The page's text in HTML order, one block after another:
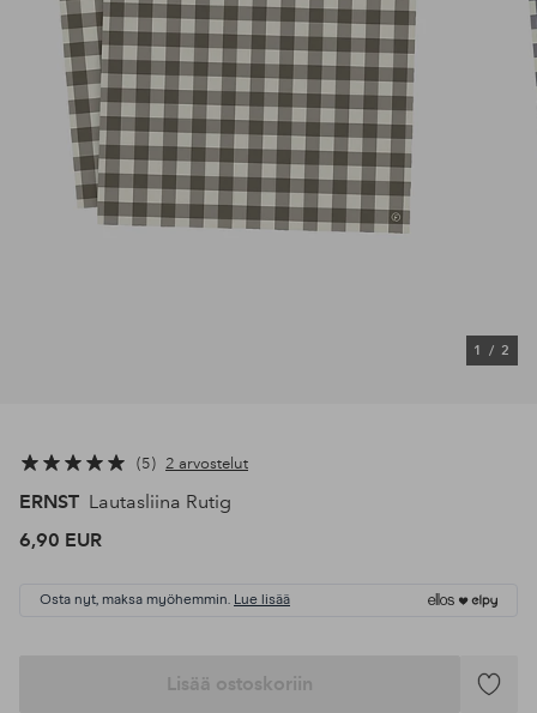
1 / 2
5 2 arvostelut
ERNST Lautasliina Rutig
6,90 EUR
Osta nyt, maksa myöhemmin. Lue lisää
Lisää ostoskoriin
Lisää